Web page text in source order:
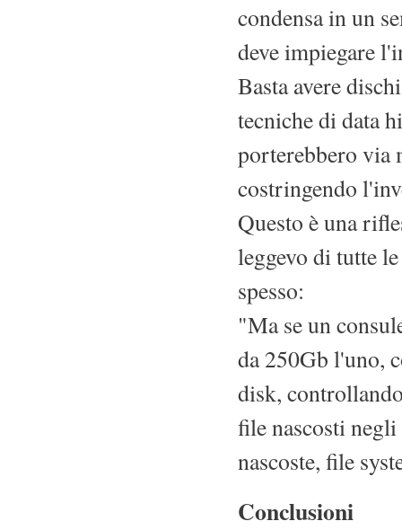
condensa in un
deve impiegare
Basta avere
tecniche di data
porterebbero via
costringendo
Questo è una
leggevo di tutte
spesso:
"Ma se un
da 250Gb l'uno,
disk,
file nascosti
nascoste, file
Conclusioni